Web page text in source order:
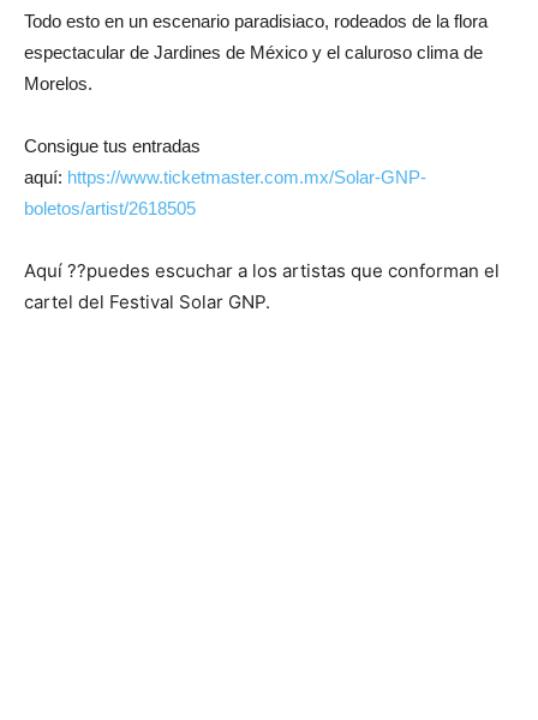
Todo esto en un escenario paradisiaco, rodeados de la flora
espectacular de Jardines de México y el caluroso clima de
Morelos.
Consigue tus entradas
aquí: https://www.ticketmaster.com.mx/Solar-GNP-
boletos/artist/2618505
Aquí ??puedes escuchar a los artistas que conforman el
cartel del Festival Solar GNP.